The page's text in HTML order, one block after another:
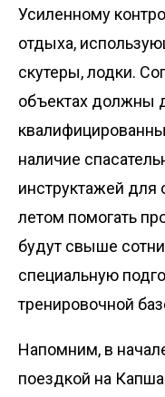
Усиленному
отдыха,
скутеры, лодки.
объек­тах должны
наличие
инст­руктажей
летом помогать
будут свыше
специальную
тренировочной
Напомним, в
поездкой на